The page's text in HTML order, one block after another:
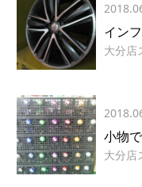
イン
大分店
小物
大分店